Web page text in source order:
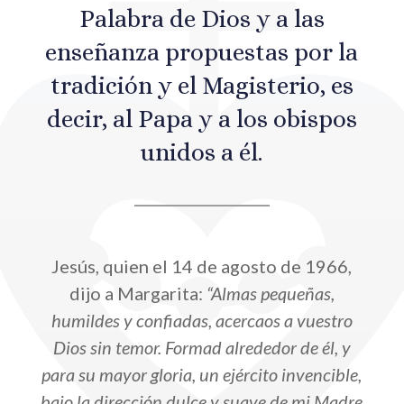
Palabra de Dios y a las
enseñanza propuestas por la
tradición y el Magisterio, es
decir, al Papa y a los obispos
unidos a él.
Jesús, quien el 14 de agosto de 1966,
dijo a Margarita: “Almas pequeñas,
humildes y confiadas, acercaos a vuestro
Dios sin temor. Formad alrededor de él, y
para su mayor gloria, un ejército invencible,